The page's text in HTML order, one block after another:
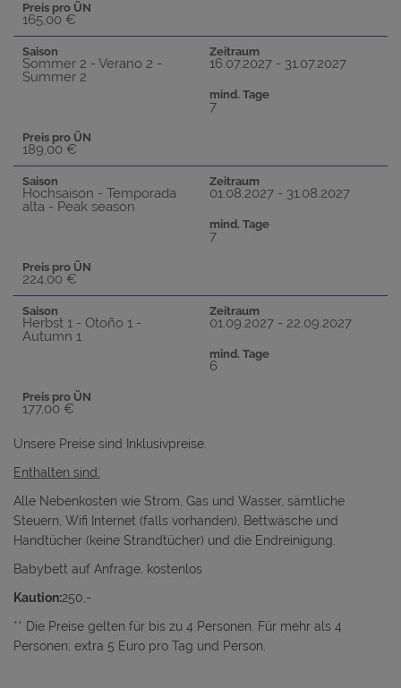
Preis pro ÜN
165,00 €
Saison
Sommer 2 - Verano 2 -
Summer 2
Zeitraum
16.07.2027 - 31.07.2027
mind. Tage
7
Preis pro ÜN
189,00 €
Saison
Hochsaison - Temporada
alta - Peak season
Zeitraum
01.08.2027 - 31.08.2027
mind. Tage
7
Preis pro ÜN
224,00 €
Saison
Herbst 1 - Otoño 1 -
Autumn 1
Zeitraum
01.09.2027 - 22.09.2027
mind. Tage
6
Preis pro ÜN
177,00 €
Unsere Preise sind Inklusivpreise.
Enthalten sind:
Alle Nebenkosten wie Strom, Gas und Wasser, sämtliche
Steuern, Wifi Internet (falls vorhanden), Bettwäsche und
Handtücher (keine Strandtücher) und die Endreinigung.
Babybett auf Anfrage, kostenlos
Kaution:250,-
** Die Preise gelten für bis zu 4 Personen. Für mehr als 4
Personen: extra 5 Euro pro Tag und Person.